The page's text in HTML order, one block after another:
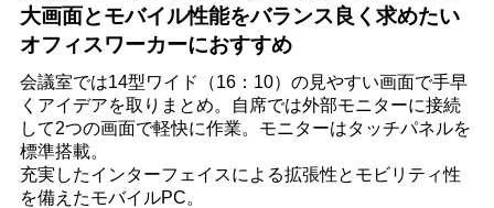
大画面とモバイル性能をバランス良く求めたい
オフィスワーカーにおすすめ
会議室では14型ワイド（16：10）の見やすい画面で手早
くアイデアを取りまとめ。⾃席では外部モニターに接続
して2つの画面で軽快に作業。モニターはタッチパネルを
標準搭載。
充実したインターフェイスによる拡張性とモビリティ性
を備えたモバイルPC。